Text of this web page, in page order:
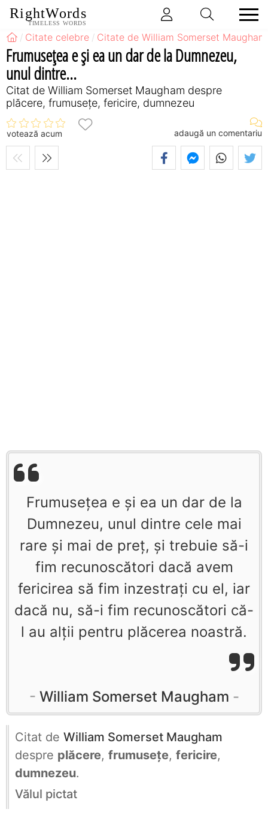
RightWords
TIMELESS WORDS
Citate celebre Citate de William Somerset Maugham
Frumuseţea e şi ea un dar de la Dumnezeu,
unul dintre...
Citat de William Somerset Maugham despre
plăcere, frumusețe, fericire, dumnezeu
votează acum adaugă un comentariu
Frumuseţea e şi ea un dar de la
Dumnezeu, unul dintre cele mai
rare şi mai de preţ, şi trebuie să-i
fim recunoscători dacă avem
fericirea să fim inzestraţi cu el, iar
dacă nu, să-i fim recunoscători că-
l au alţii pentru plăcerea noastră.
William Somerset Maugham
Citat de William Somerset Maugham
despre plăcere, frumusețe, fericire,
dumnezeu.
Vălul pictat